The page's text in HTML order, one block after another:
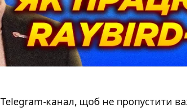
Telegram-канал, щоб не пропустити